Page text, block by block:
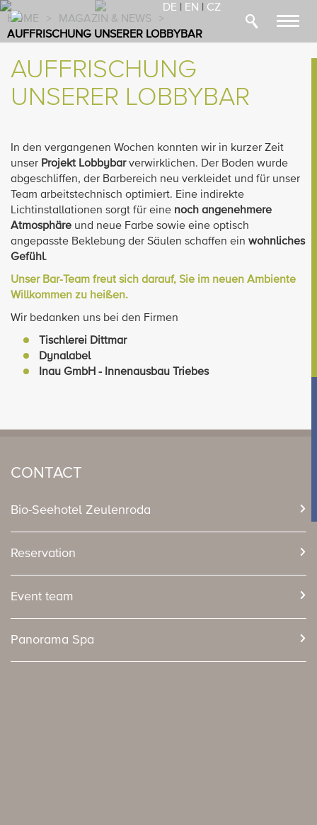
DE EN
CZ
HOME > MAGAZIN & NEWS
>
AUFFRISCHUNG UNSERER LOBBYBAR
AUFFRISCHUNG
UNSERER LOBBYBAR
In den vergangenen Wochen konnten wir in kurzer Zeit
unser Projekt Lobbybarverwirklichen. Der Boden wurde
abgeschliffen, der Barbereich neu verkleidet und für unser
Team arbeitstechnisch optimiert. Eine indirekte
Lichtinstallationen sorgt für eine noch angenehmere
Atmosphäre und neue Farbe sowie eine optisch
angepasste Beklebung der Säulen schaffen ein wohnliches
Gefühl.
Unser Bar-Team freut sich darauf, Sie im neuen Ambiente
Willkommen zu heißen.
Wir bedanken uns bei den Firmen
Tischlerei Dittmar
Dynalabel
Inau GmbH - Innenausbau Triebes
CONTACT
Bio-Seehotel Zeulenroda
Reservation
Event team
Panorama Spa